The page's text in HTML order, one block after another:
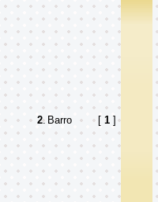
2. Barro [ 1 ]